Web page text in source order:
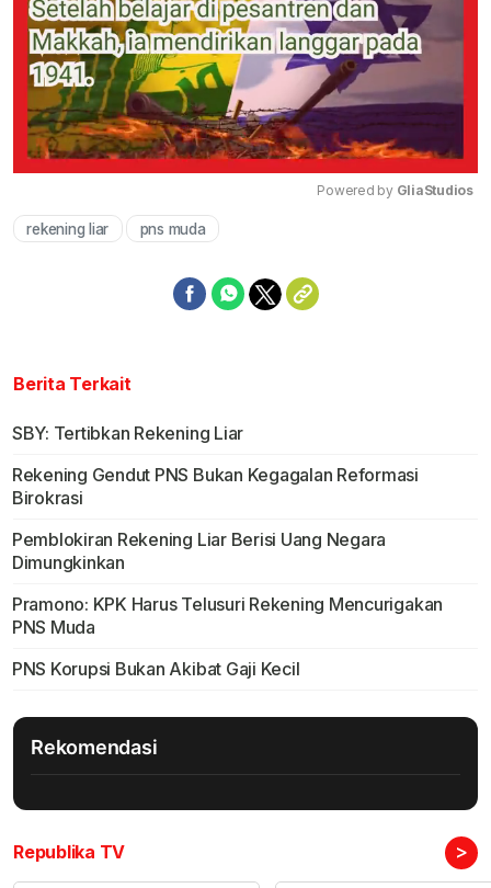
Powered by GliaStudios
rekening liar pns muda
Berita Terkait
SBY: Tertibkan Rekening Liar
Rekening Gendut PNS Bukan Kegagalan Reformasi
Birokrasi
Pemblokiran Rekening Liar Berisi Uang Negara
Dimungkinkan
Pramono: KPK Harus Telusuri Rekening Mencurigakan
PNS Muda
PNS Korupsi Bukan Akibat Gaji Kecil
Rekomendasi
Republika TV >